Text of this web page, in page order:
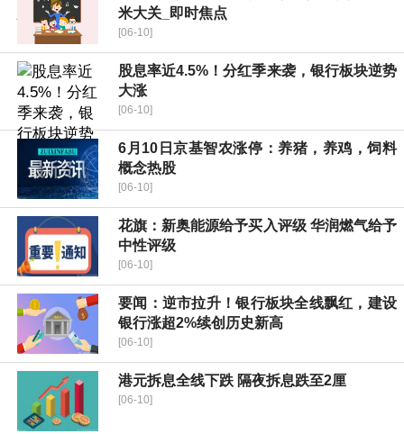
米大关_即时焦点
[06-10]
股息率近4.5%！分红季来袭，银行板块逆势
大涨
[06-10]
6月10日京基智农涨停：养猪，养鸡，饲料
概念热股
[06-10]
花旗：新奥能源给予买入评级 华润燃气给予
中性评级
[06-10]
要闻：逆市拉升！银行板块全线飘红，建设
银行涨超2%续创历史新高
[06-10]
港元拆息全线下跌 隔夜拆息跌至2厘
[06-10]